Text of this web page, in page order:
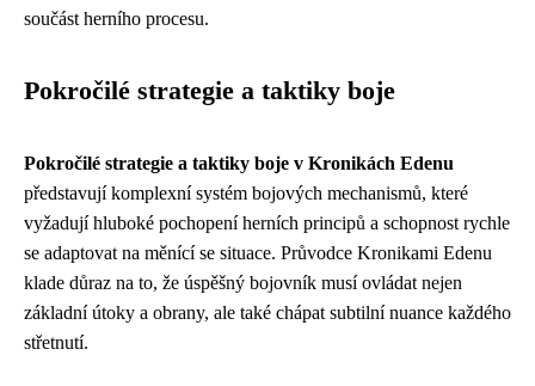
součást herního procesu.
Pokročilé strategie a taktiky boje
Pokročilé strategie a taktiky boje v Kronikách Edenu
představují komplexní systém bojových mechanismů, které
vyžadují hluboké pochopení herních principů a schopnost rychle
se adaptovat na měnící se situace. Průvodce Kronikami Edenu
klade důraz na to, že úspěšný bojovník musí ovládat nejen
základní útoky a obrany, ale také chápat subtilní nuance každého
střetnutí.